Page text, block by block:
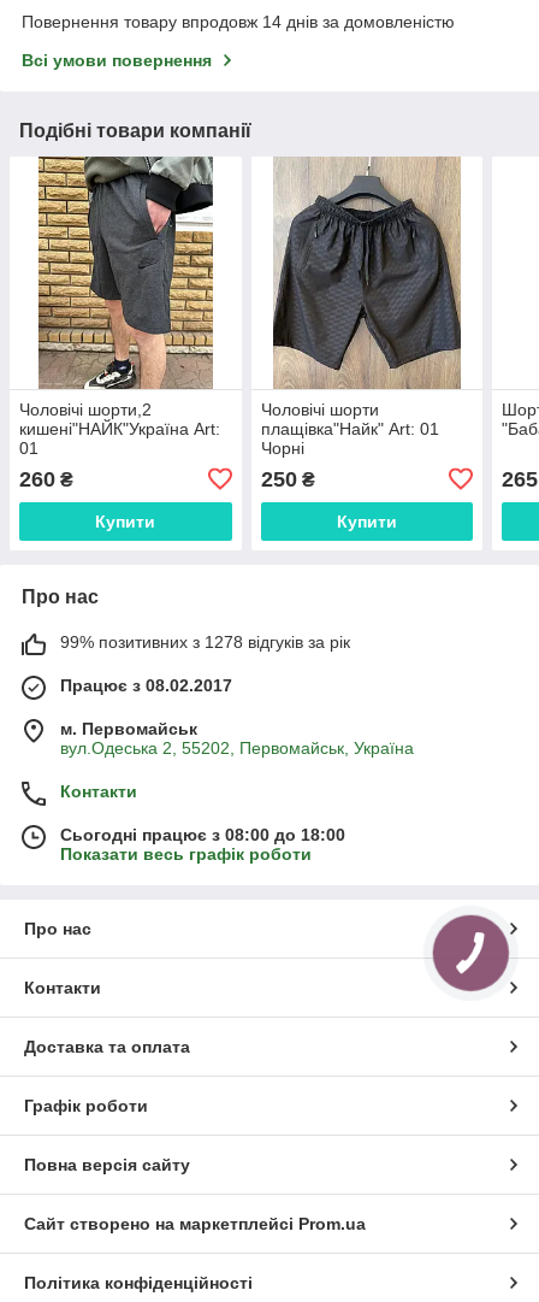
Повернення товару впродовж 14 днів за домовленістю
Всі умови повернення
Подібні товари компанії
Чоловічі шорти,2
кишені"НАЙК"Україна Art:
01
260 ₴
Купити
Чоловічі шорти
плащівка"Найк" Art: 01
Чорні
250₴
Купити
265
Про нас
99% позитивних з 1278 відгуків за рік
Працює з 08.02.2017
м. Первомайськ
вул.Одеська 2, 55202, Первомайськ, Україна
Контакти
Сьогодні працює з 08:00 до 18:00
Показати весь графік роботи
Про нас
Контакти
Доставка та оплата
Графік роботи
Повна версія сайту
Сайт створено на маркетплейсі Prom.ua
Політика конфіденційності